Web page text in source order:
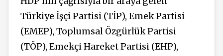
Türkiye İşçi Partisi (TİP), Emek Partisi
(EMEP), Toplumsal Özgürlük Partisi
(TÖP), Emekçi Hareket Partisi (EHP),